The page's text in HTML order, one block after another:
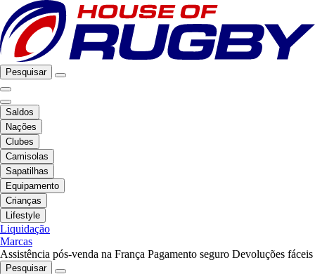
Pesquisar
Saldos
Nações
Clubes
Camisolas
Sapatilhas
Equipamento
Crianças
Lifestyle
Liquidação
Marcas
Assistência pós-venda na França Pagamento seguro Devoluções fáceis
Pesquisar